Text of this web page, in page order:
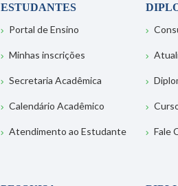
ESTUDANTES
Portal de Ensino
Minhas inscrições
Secretaria Acadêmica
Calendário Acadêmico
Atendimento ao Estudante Fale